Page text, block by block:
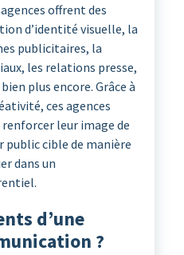
offrent des
d’identité visuelle, la
publicitaires, la
les relations presse,
plus encore. Grâce à
ces agences
leur image de
public cible de manière
dans un
d’une
?